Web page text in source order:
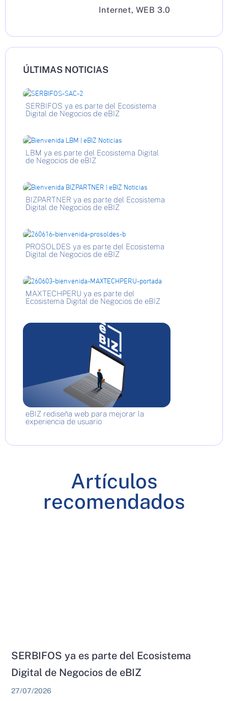
Internet, WEB 3.0
ÚLTIMAS NOTICIAS
SERBIFOS ya es parte del Ecosistema
Digital de Negocios de eBIZ
LBM ya es parte del Ecosistema Digital
de Negocios de eBIZ
BIZPARTNER ya es parte del Ecosistema
Digital de Negocios de eBIZ
PROSOLDES ya es parte del Ecosistema
Digital de Negocios de eBIZ
MAXTECHPERU ya es parte del
Ecosistema Digital de Negocios de eBIZ
eBIZ rediseña web para mejorar la
experiencia de usuario
Artículos
recomendados
SERBIFOS ya es parte del Ecosistema
Digital de Negocios de eBIZ
27/07/2026